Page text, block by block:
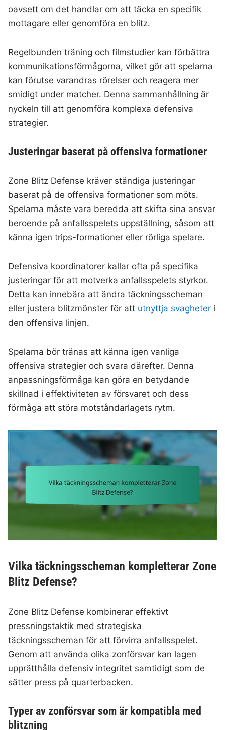
oavsett om det handlar om att täcka en specifik
mottagare eller genomföra en blitz.
Regelbunden träning och filmstudier kan förbättra
kommunikationsförmågorna, vilket gör att spelarna
kan förutse varandras rörelser och reagera mer
smidigt under matcher. Denna sammanhållning är
nyckeln till att genomföra komplexa defensiva
strategier.
Justeringar baserat på offensiva formationer
Zone Blitz Defense kräver ständiga justeringar
baserat på de offensiva formationer som möts.
Spelarna måste vara beredda att skifta sina ansvar
beroende på anfallsspelets uppställning, såsom att
känna igen trips-formationer eller rörliga spelare.
Defensiva koordinatorer kallar ofta på specifika
justeringar för att motverka anfallsspelets styrkor.
Detta kan innebära att ändra täckningsscheman
eller justera blitzmönster för att utnyttja svagheter i
den offensiva linjen.
Spelarna bör tränas att känna igen vanliga
offensiva strategier och svara därefter. Denna
anpassningsförmåga kan göra en betydande
skillnad i effektiviteten av försvaret och dess
förmåga att störa motståndarlagets rytm.
Vilka täckningsscheman kompletterar Zone
Blitz Defense?
Zone Blitz Defense kombinerar effektivt
pressningstaktik med strategiska
täckningsscheman för att förvirra anfallsspelet.
Genom att använda olika zonförsvar kan lagen
upprätthålla defensiv integritet samtidigt som de
sätter press på quarterbacken.
Typer av zonförsvar som är kompatibla med
blitzning